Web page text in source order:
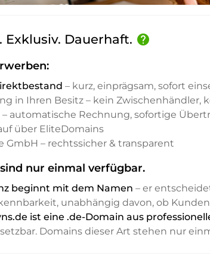
Exklusiv. Dauerhaft. help
– kurz, einprägsam, sofort
in Ihren Besitz – kein Zwischenhändler,
– automatische Rechnung, sofortige
über EliteDomains
GmbH – rechtssicher & transparent
nur einmal verfügbar.
beginnt mit dem Namen – er
unabhängig davon, ob
ist eine .de-Domain aus
Domains dieser Art stehen nur